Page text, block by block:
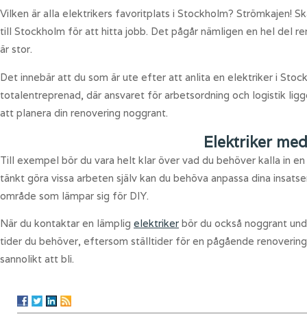
Vilken är alla elektrikers favoritplats i Stockholm? Strömkajen!
till Stockholm för att hitta jobb. Det pågår nämligen en hel del
är stor.
Det innebär att du som är ute efter att anlita en elektriker i
totalentreprenad, där ansvaret för arbetsordning och logistik
att planera din renovering noggrant.
Elektriker
Till exempel bör du vara helt klar över vad du behöver kalla in
tänkt göra vissa arbeten själv kan du behöva anpassa dina
område som lämpar sig för DIY.
När du kontaktar en lämplig elektriker bör du också noggrant
tider du behöver, eftersom ställtider för en pågående
sannolikt att bli.